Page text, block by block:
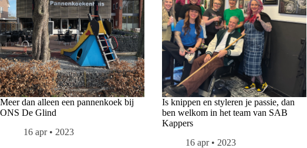
Meer dan alleen een pannenkoek bij
ONS De Glind
16 apr • 2023
Is knippen en styleren je passie, dan
ben welkom in het team van SAB
Kappers
16 apr • 2023